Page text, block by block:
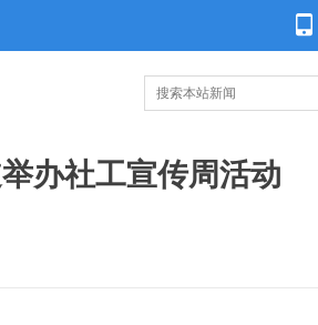
办社工宣传周活动